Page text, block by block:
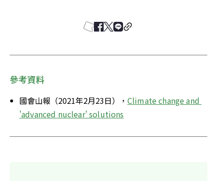
參考資料
國會山報（2021年2月23日）， Climate change and
'advanced nuclear' solutions